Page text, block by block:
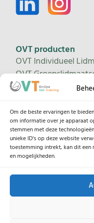
Om de beste ervaringen te
om informatie over je apparaat
stemmen met deze
unieke ID's op deze website
toestemming intrekt, kan dit
en mogelijkheden.
OVT producten
OVT Individueel
OVT
Proeflidmaatschap
Help
Contacteer ons